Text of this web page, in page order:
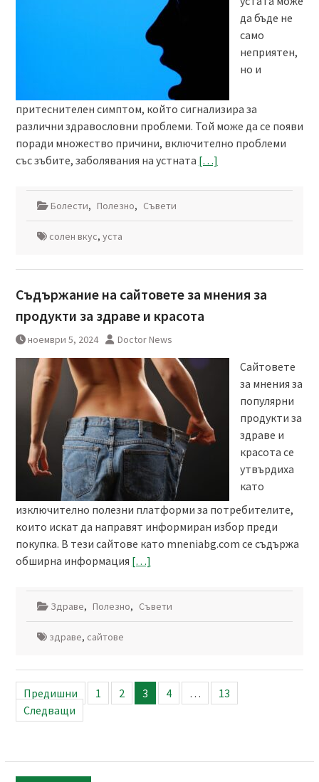
да бъде не
само
неприятен,
но и
притеснителен симптом, който сигнализира за
различни здравословни проблеми. Той може да се появи
поради множество причини, включително проблеми
със зъбите, заболявания на устната […]
Болести, Полезно, Съвети
солен вкус, уста
Съдържание на сайтовете за мнения за
продукти за здраве и красота
ноември 5, 2024 Doctor News
Сайтовете
за мнения за
популярни
продукти за
здраве и
красота се
утвърдиха
като
изключително полезни платформи за потребителите,
които искат да направят информиран избор преди
покупка. В тези сайтове като mneniabg.com се съдържа
обширна информация […]
Здраве, Полезно, Съвети
здраве, сайтове
Разделяне
на
публикациите
страници
Предишни 1 2 3 4 …
13
Следващи